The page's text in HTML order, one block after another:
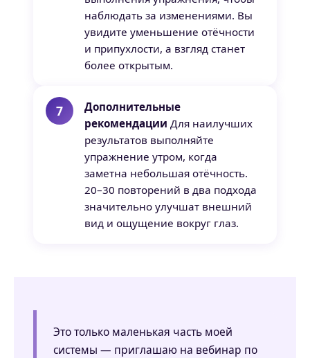
наблюдать за изменениями. Вы
увидите уменьшение отёчности
и припухлости, а взгляд станет
более открытым.
Дополнительные
рекомендации Для наилучших
результатов выполняйте
упражнение утром, когда
заметна небольшая отёчность.
20–30 повторений в два подхода
значительно улучшат внешний
вид и ощущение вокруг глаз.
Это только маленькая часть моей
системы — приглашаю на вебинар по